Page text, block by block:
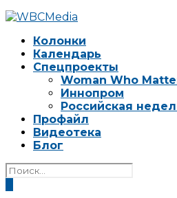
Колонки
Календарь
Спецпроекты
Woman Who
Иннопром
Российская
Профайл
Видеотека
Блог